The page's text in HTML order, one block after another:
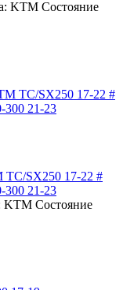
KTM Состояние
TC/SX250 17-22 #
300 21-23
KTM Состояние